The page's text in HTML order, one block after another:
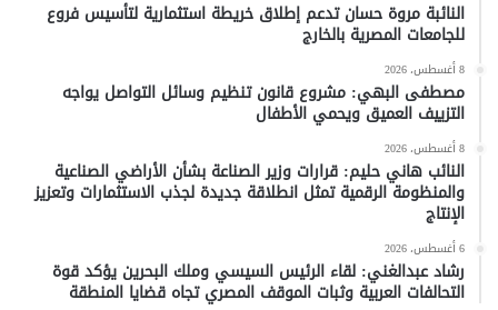
النائبة مروة حسان تدعم إطلاق خريطة استثمارية لتأسيس فروع
للجامعات المصرية بالخارج
8 أغسطس، 2026
مصطفى البهي: مشروع قانون تنظيم وسائل التواصل يواجه
التزييف العميق ويحمي الأطفال
8 أغسطس، 2026
النائب هاني حليم: قرارات وزير الصناعة بشأن الأراضي الصناعية
والمنظومة الرقمية تمثل انطلاقة جديدة لجذب الاستثمارات وتعزيز
الإنتاج
6 أغسطس، 2026
رشاد عبدالغني: لقاء الرئيس السيسي وملك البحرين يؤكد قوة
التحالفات العربية وثبات الموقف المصري تجاه قضايا المنطقة